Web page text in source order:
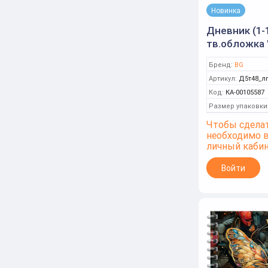
Новинка
Дневник (1-
тв.обложка
ламинация
Бренд: BG
Артикул:
Код: КА-00105587
Размер упаковки:
Чтобы
необходимо
личный
Войти